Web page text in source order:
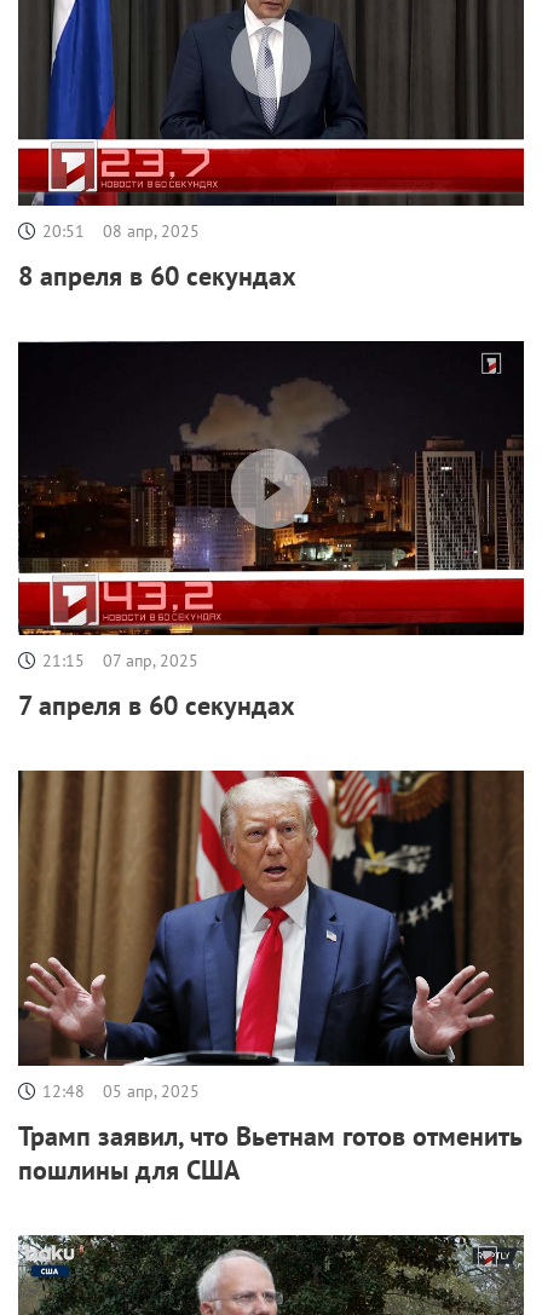
20:51 08 апр, 2025
8 апреля в 60 секундах
21:15 07 апр, 2025
7 апреля в 60 секундах
12:48 05 апр, 2025
Трамп заявил, что Вьетнам готов отменить
пошлины для США